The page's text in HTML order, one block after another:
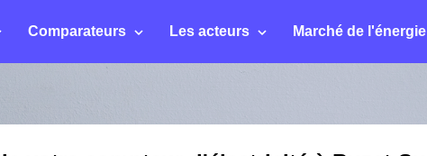
Comparateurs Les acteurs Marché de l'énergie